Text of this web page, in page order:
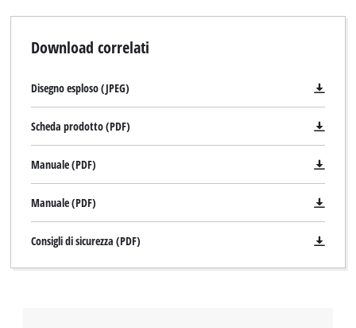
Download correlati
Disegno esploso (JPEG)
Scheda prodotto (PDF)
Manuale (PDF)
Manuale (PDF)
Consigli di sicurezza (PDF)